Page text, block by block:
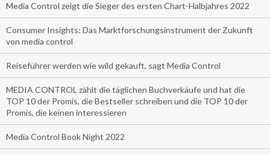
Media Control zeigt die Sieger des ersten Chart-Halbjahres 2022
Consumer Insights: Das Marktforschungsinstrument der Zukunft
von media control
Reiseführer werden wie wild gekauft, sagt Media Control
MEDIA CONTROL zählt die täglichen Buchverkäufe und hat die
TOP 10 der Promis, die Bestseller schreiben und die TOP 10 der
Promis, die keinen interessieren
Media Control Book Night 2022